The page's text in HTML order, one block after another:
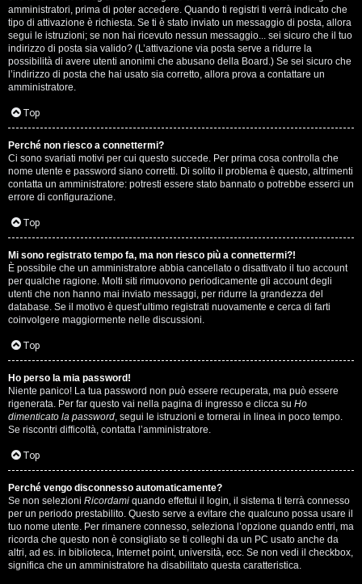
r
i
s
p
o
s
t
a
A
r
g
o
m
e
n
t
i
a
t
amministratori, prima di poter accedere. Quando ti registri ti verrà indicato che
tipo di attivazione è richiesta. Se ti è stato inviato un messaggio di posta, allora
segui le istruzioni; se non hai ricevuto nessun messaggio... sei sicuro che il tuo
indirizzo di posta sia valido? (L’attivazione via posta serve a ridurre la
possibilità di avere utenti anonimi che abusano della Board.) Se sei sicuro che
l’indirizzo di posta che hai usato sia corretto, allora prova a contattare un
amministratore.
Top
Perché non riesco a connettermi?
Ci sono svariati motivi per cui questo succede. Per prima cosa controlla che
nome utente e password siano corretti. Di solito il problema è questo, altrimenti
contatta un amministratore: potresti essere stato bannato o potrebbe esserci un
errore di configurazione.
Top
Mi sono registrato tempo fa, ma non riesco più a connettermi?!
È possibile che un amministratore abbia cancellato o disattivato il tuo account
per qualche ragione. Molti siti rimuovono periodicamente gli account degli
utenti che non hanno mai inviato messaggi, per ridurre la grandezza del
database. Se il motivo è quest’ultimo registrati nuovamente e cerca di farti
coinvolgere maggiormente nelle discussioni.
Top
Ho perso la mia password!
Niente panico! La tua password non può essere recuperata, ma può essere
rigenerata. Per far questo vai nella pagina di ingresso e clicca su Ho
dimenticato la password, segui le istruzioni e tornerai in linea in poco tempo.
Se riscontri difficoltà, contatta l’amministratore.
Top
Perché vengo disconnesso automaticamente?
Se non selezioni Ricordami quando effettui il login, il sistema ti terrà connesso
per un periodo prestabilito. Questo serve a evitare che qualcuno possa usare il
tuo nome utente. Per rimanere connesso, seleziona l’opzione quando entri, ma
ricorda che questo non è consigliato se ti colleghi da un PC usato anche da
altri, ad es. in biblioteca, Internet point, università, ecc. Se non vedi il checkbox,
significa che un amministratore ha disabilitato questa caratteristica.
i
D
'
A
g
o
s
t
i
n
o
i
n
T
o
u
r
M
u
s
i